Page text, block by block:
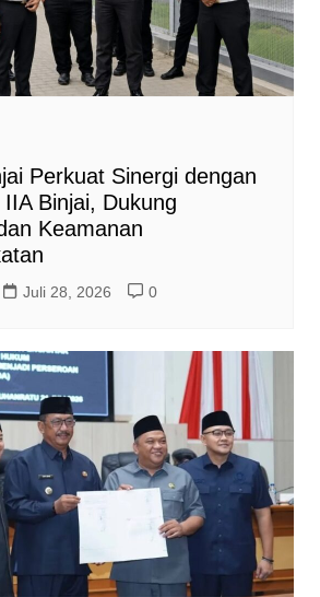
Perkuat Sinergi dengan
Binjai, Dukung
Keamanan
Juli 28, 2026 0